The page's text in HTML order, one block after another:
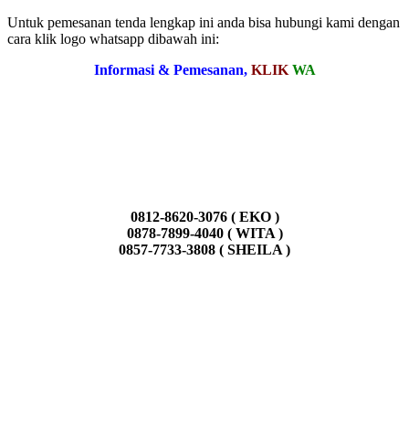
Untuk pemesanan tenda lengkap ini anda bisa hubungi kami dengan
cara klik logo whatsapp dibawah ini:
Informasi & Pemesanan, KLIK WA
0812-8620-3076 ( EKO )
0878-7899-4040 ( WITA )
0857-7733-3808 ( SHEILA )